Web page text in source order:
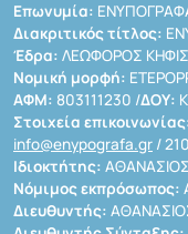
Επωνυμία:
Διακριτικός τίτλος:
Έδρα: ΛΕΩΦΟΡΟΣ
Νομική μορφή:
ΑΦΜ: 803111230 /ΔΟΥ:
Στοιχεία
info@enypografa.gr /
Ιδιοκτήτης:
Νόμιμος εκπρόσωπος:
Διευθυντής: